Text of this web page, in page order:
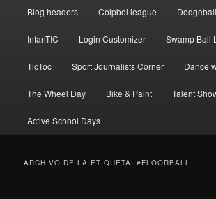
Blog headers Colpbol league
InfanTIC Login Customizer Swamp Ball
TicToc Sport Journalists Corner Dance
The Wheel Day Bike & Paint Talent
Active School Days
ARCHIVO DE LA ETIQUETA:#FLOORBALL